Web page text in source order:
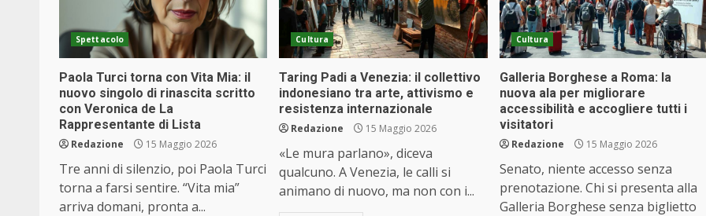
Spettacolo
Paola Turci torna con Vita Mia: il
nuovo singolo di rinascita scritto
con Veronica de La
Rappresentante di Lista
Redazione 15 Maggio 2026
Tre anni di silenzio, poi Paola Turci
torna a farsi sentire. “Vita mia”
arriva domani, pronta a...
Cultura
Taring Padi a Venezia: il collettivo
indonesiano tra arte, attivismo e
resistenza internazionale
Redazione 15 Maggio 2026
«Le mura parlano», diceva
qualcuno. A Venezia, le calli si
animano di nuovo, ma non con i...
Cultura
Galleria Borghese a Roma: la
nuova ala per migliorare
accessibilità e accogliere tutti i
visitatori
Redazione 15 Maggio 2026
Senato, niente accesso senza
prenotazione. Chi si presenta alla
Galleria Borghese senza biglietto